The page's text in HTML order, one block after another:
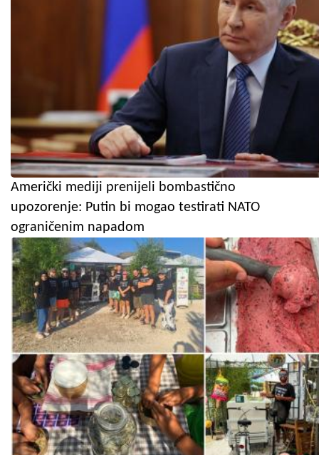
Američki mediji prenijeli bombastično
upozorenje: Putin bi mogao testirati NATO
ograničenim napadom